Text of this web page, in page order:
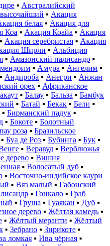
▪ Австралийский
▪ Акация
белая ▪ Акация для
Коа ▪ Акация Коайа ▪ Акация
▪ Акация серебристая ▪ Акация
Ширли ▪ Альбиция
▪ Амазонский палисандр ▪
▪ Амура ▪ Ангелим ▪
▪ Андироба ▪ Анегри ▪ Анжан
орех ▪ Африканское
▪ Балау ▪ Бальза ▪ Бамбук
▪ Батай ▪ Бекак ▪ Бели ▪
▪ Бирманский падук ▪
▪ Бокоте ▪ Болотный
роза ▪ Бразильское
▪ Буа де Роз ▪ Бубинга ▪ Бук ▪
▪ Веравуд ▪ Верблюжья
дерево ▪ Вишня
▪ Волосатый дуб ▪
▪ Восточно-индийское каури
▪ Вяз малый ▪ Габонский
▪ Гонкало ▪ Граб
▪ Груша ▪ Гуаякан ▪ Дуб ▪
дерево ▪ Жёлтая камедь ▪
▪ Жёлтый меранти ▪ Жёлтый
▪ Зебрано ▪ Зирикоте ▪
ломкая ▪ Ива чёрная ▪